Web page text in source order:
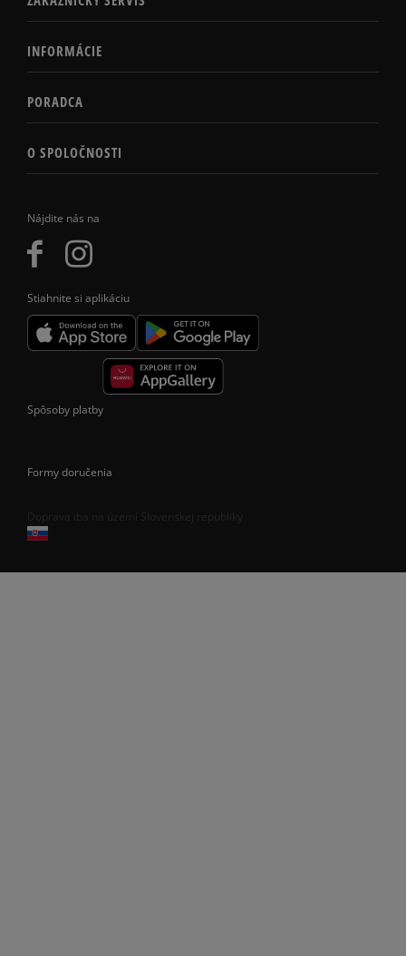
Nájdite nás na
Stiahnite si aplikáciu
INFORMÁCIE
PORADCA
O SPOLOČNOSTI
Spôsoby platby
Formy doručenia